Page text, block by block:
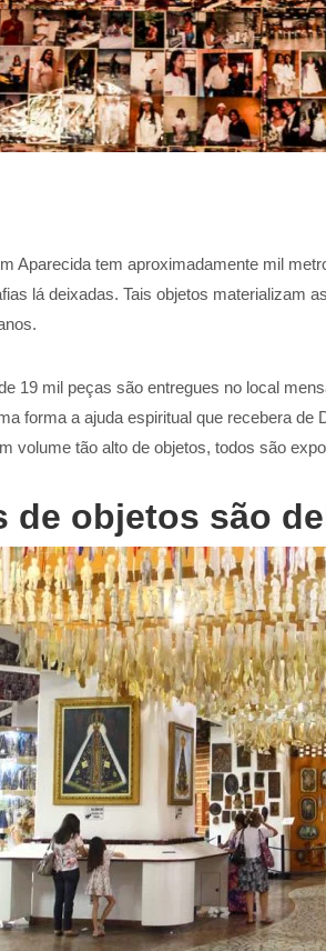
Aparecida tem aproximadamente mil
lá deixadas. Tais objetos materializam
19 mil peças são entregues no local
forma a ajuda espiritual que recebera
volume tão alto de objetos, todos são
de objetos são